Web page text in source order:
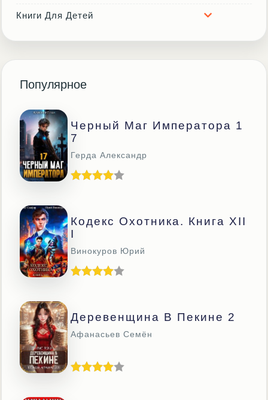
Книги Для Детей
Популярное
Черный Маг Императора 1
7
Герда Александр
Кодекс Охотника. Книга XII
I
Винокуров Юрий
Деревенщина В Пекине 2
Афанасьев Семён